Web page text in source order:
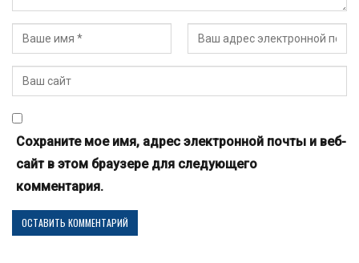
Сохраните мое имя, адрес электронной почты и веб-
сайт в этом браузере для следующего
комментария.